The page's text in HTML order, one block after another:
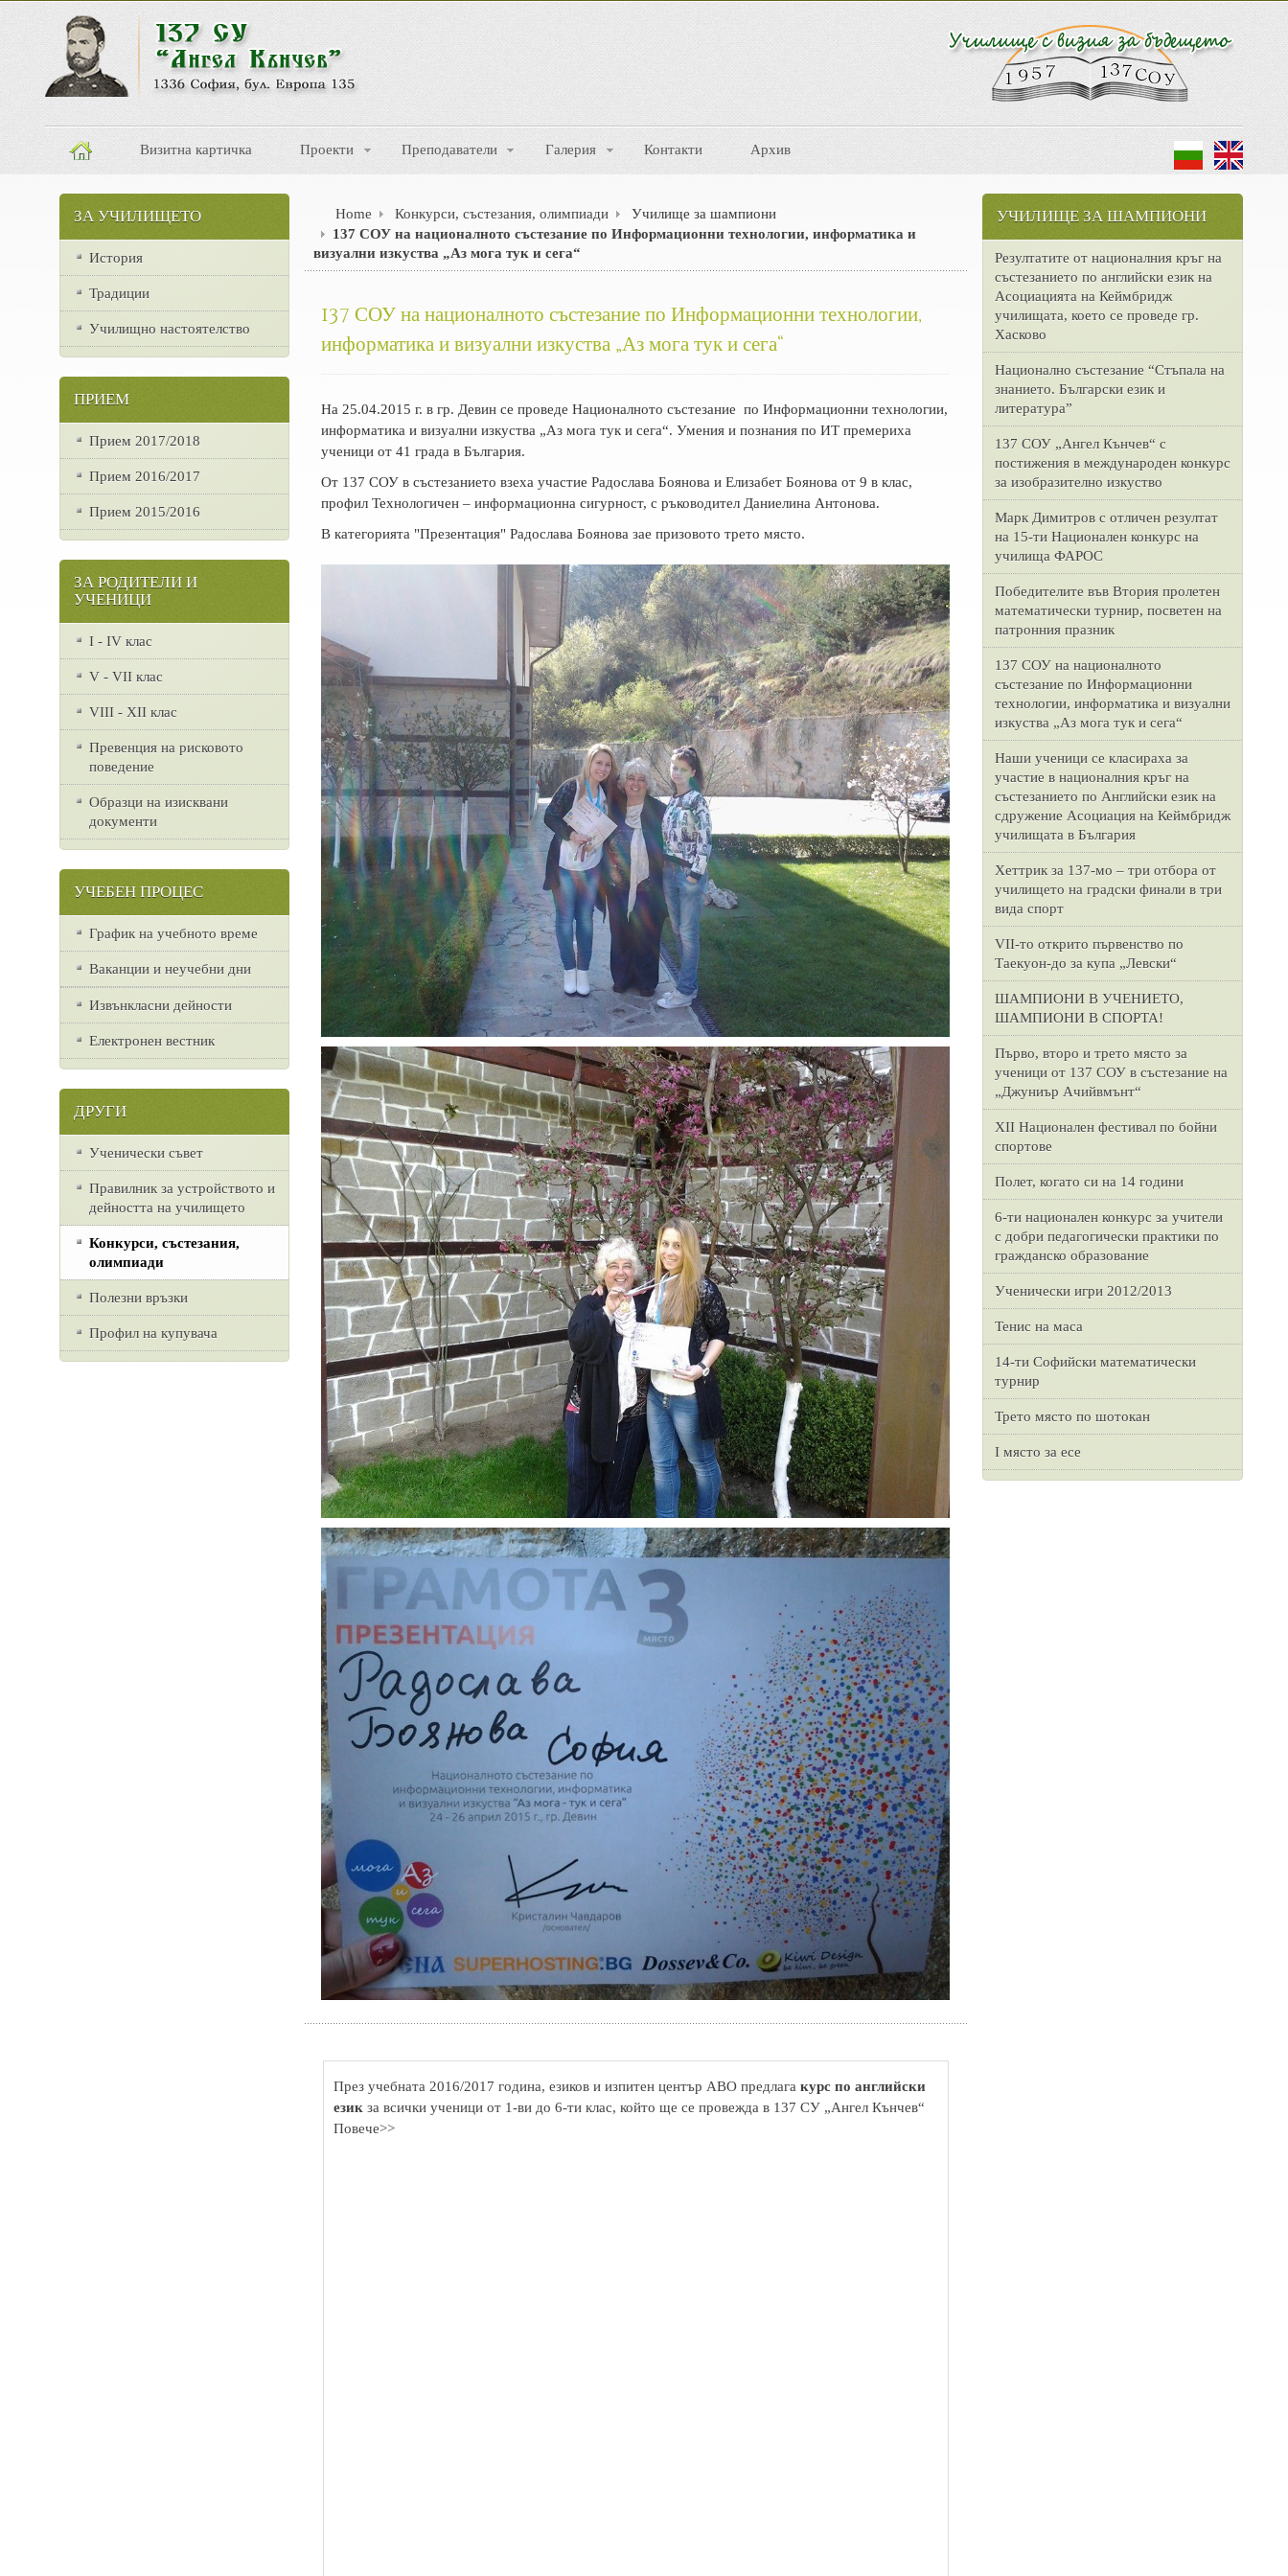
Визитна картичка Проекти Преподаватели Галерия Контакти Архив
Home Конкурси, състезания, олимпиади
Училище за шампиони
137 СОУ на националното състезание по Информационни технологии, информатика и
визуални изкуства „Аз мога тук и сега“
137 СОУ на националното състезание по Информационни технологии,
информатика и визуални изкуства „Аз мога тук и сега“
На 25.04.2015 г. в гр. Девин се проведе Националното състезание по Информационни технологии,
информатика и визуални изкуства „Аз мога тук и сега“. Умения и познания по ИТ премериха
ученици от 41 града в България.
От 137 СОУ в състезанието взеха участие Радослава Боянова и Елизабет Боянова от 9 в клас,
профил Технологичен – информационна сигурност, с ръководител Даниелина Антонова.
В категорията "Презентация" Радослава Боянова зае призовото трето място.
През учебната 2016/2017 година, езиков и изпитен център АВО предлага курс по английски
език за всички ученици от 1-ви до 6-ти клас, който ще се провежда в 137 СУ „Ангел Кънчев“
Повече>>
ЗА УЧИЛИЩЕТО
История
Традиции
Училищно настоятелство
ПРИЕМ
Прием 2017/2018
Прием 2016/2017
Прием 2015/2016
ЗА РОДИТЕЛИ И
УЧЕНИЦИ
I - IV клас
V - VII клас
VІІІ - ХІІ клас
Превенция на рисковото
поведение
Образци на изисквани
документи
УЧЕБЕН ПРОЦЕС
График на учебното време
Ваканции и неучебни дни
Извънкласни дейности
Електронен вестник
ДРУГИ
Ученически съвет
Правилник за устройството и
дейността на училището
Конкурси, състезания,
олимпиади
Полезни връзки
Профил на купувача
УЧИЛИЩЕ ЗА ШАМПИОНИ
Резултатите от националния кръг на
състезанието по английски език на
Асоциацията на Кеймбридж
училищата, което се проведе гр.
Хасково
Национално състезание “Стъпала на
знанието. Български език и
литература”
137 СОУ „Ангел Кънчев“ с
постижения в международен конкурс
за изобразително изкуство
Марк Димитров с отличен резултат
на 15-ти Национален конкурс на
училища ФАРОС
Победителите във Втория пролетен
математически турнир, посветен на
патронния празник
137 СОУ на националното
състезание по Информационни
технологии, информатика и визуални
изкуства „Аз мога тук и сега“
Наши ученици се класираха за
участие в националния кръг на
състезанието по Английски език на
сдружение Асоциация на Кеймбридж
училищата в България
Хеттрик за 137-мо – три отбора от
училището на градски финали в три
вида спорт
VII-то открито първенство по
Таекуон-до за купа „Левски“
ШАМПИОНИ В УЧЕНИЕТО,
ШАМПИОНИ В СПОРТА!
Първо, второ и трето място за
ученици от 137 СОУ в състезание на
„Джуниър Ачийвмънт“
XII Национален фестивал по бойни
спортове
Полет, когато си на 14 години
6-ти национален конкурс за учители
с добри педагогически практики по
гражданско образование
Ученически игри 2012/2013
Тенис на маса
14-ти Софийски математически
турнир
Трето място по шотокан
I място за есе